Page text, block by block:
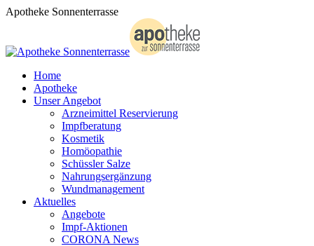
Zum
Apotheke Sonnenterrasse
Home
Apotheke
Unser Angebot
Arzneimittel Reservierung
Impfberatung
Kosmetik
Homöopathie
Schüssler Salze
Nahrungsergänzung
Wundmanagement
Aktuelles
Angebote
Impf-Aktionen
CORONA News